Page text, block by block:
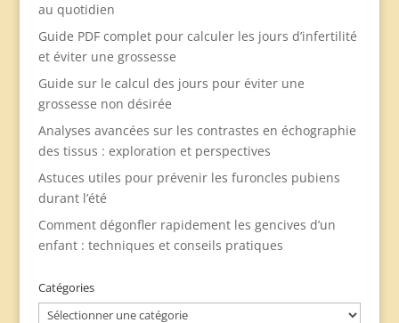
au quotidien
Guide PDF complet pour calculer les jours d’infertilité
et éviter une grossesse
Guide sur le calcul des jours pour éviter une
grossesse non désirée
Analyses avancées sur les contrastes en échographie
des tissus : exploration et perspectives
Astuces utiles pour prévenir les furoncles pubiens
durant l’été
Comment dégonfler rapidement les gencives d’un
enfant : techniques et conseils pratiques
Catégories
Catégories